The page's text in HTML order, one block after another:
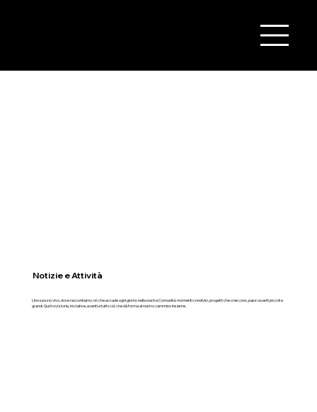
Notizie e Attività
Uno spazio vivo, dove raccontiamo ciò che accade ogni giorno nella nostra Comunità: momenti condivisi, progetti che crescono, passi avanti piccoli e
grandi. Qui trovi storie, iniziative, eventi e tutto ciò che dà forma al nostro cammino insieme.